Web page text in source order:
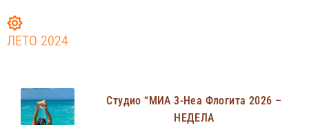
ЛЕТО 2024
Студио “МИА 3-Неа Флогита 2026 –
НЕДЕЛА